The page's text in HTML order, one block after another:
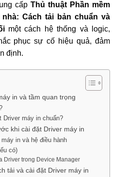
cấp Thủ thuật Phần mềm
Cách tải bản chuẩn và
một cách hệ thống và logic,
phục sự cố hiệu quả, đảm
định.
in và tầm quan trọng
Driver máy in chuẩn?
khi cài đặt Driver máy in
in và hệ điều hành
có)
Driver trong Device Manager
tải và cài đặt Driver máy in